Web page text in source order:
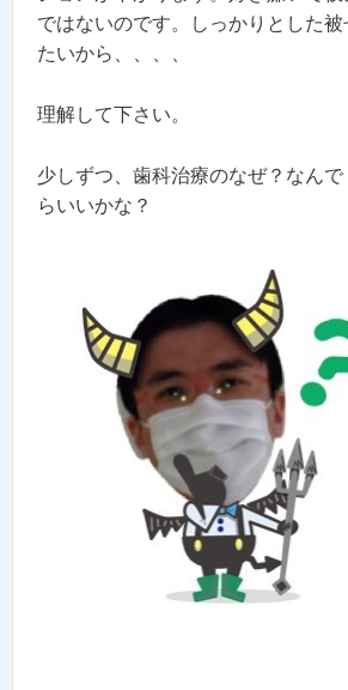
ではないのです。しっかりとした
たいから、、、、
理解して下さい。
少しずつ、歯科治療のなぜ？なん
らいいかな？